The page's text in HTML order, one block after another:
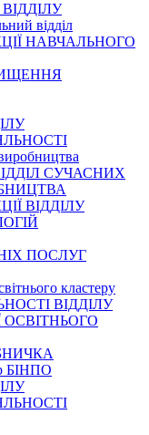
вiддiл
НАВЧАЛЬНОГО
СУЧАСНИХ
ВІДДІЛУ
ПОСЛУГ
кластеру
ВІДДІЛУ
ОСВІТНЬОГО
БІНПО